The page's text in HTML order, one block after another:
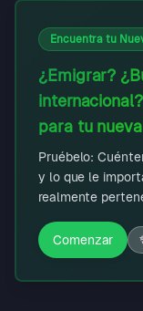
Encuentra tu
¿Emigrar?
para tu
Pruébelo:
y lo que le
realmente
Comenzar